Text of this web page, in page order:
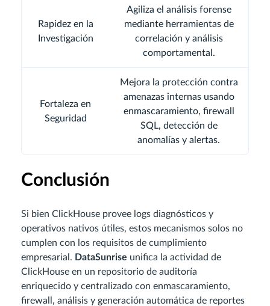
Rapidez en la
Investigación
Agiliza el análisis forense
mediante herramientas de
correlación y análisis
comportamental.
Fortaleza en
Seguridad
Mejora la protección contra
amenazas internas usando
enmascaramiento, firewall
SQL, detección de
anomalías y alertas.
Conclusión
Si bien ClickHouse provee logs diagnósticos y
operativos nativos útiles, estos mecanismos solos no
cumplen con los requisitos de cumplimiento
empresarial. DataSunrise unifica la actividad de
ClickHouse en un repositorio de auditoría
enriquecido y centralizado con enmascaramiento,
firewall, análisis y generación automática de reportes